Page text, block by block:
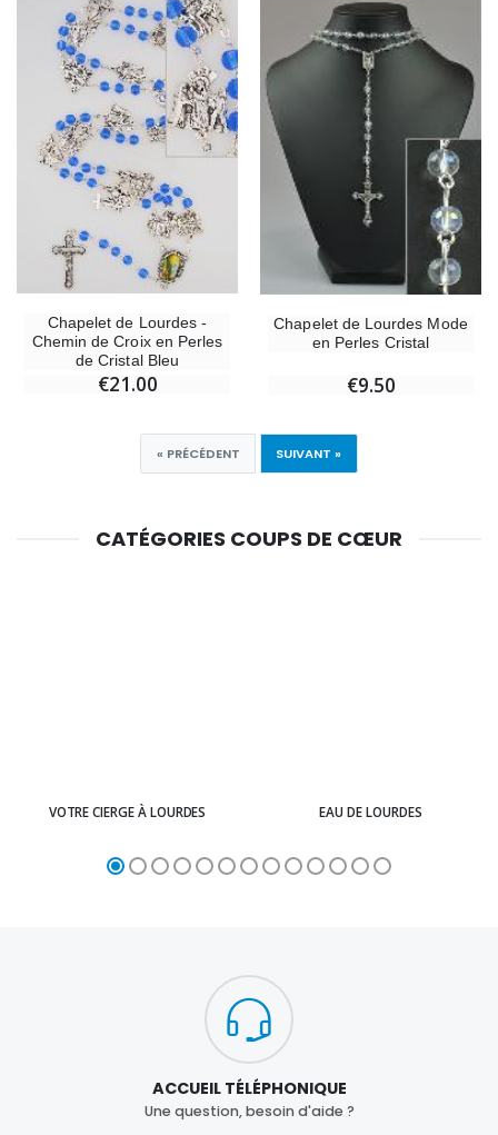
Chapelet de Lourdes -
Chemin de Croix en Perles
de Cristal Bleu
€21.00
Chapelet de Lourdes Mode
en Perles Cristal
€9.50
« PRÉCÉDENT SUIVANT »
CATÉGORIES COUPS DE CŒUR
VOTRE CIERGE À LOURDES EAU DE LOURDES
ACCUEIL TÉLÉPHONIQUE
Une question, besoin d'aide ?